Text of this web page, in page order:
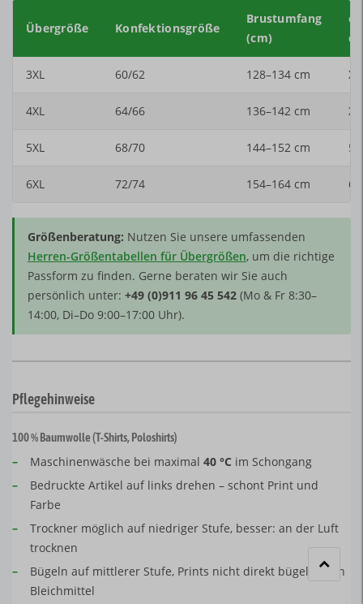
Übergröße Konfektionsgröße
Brustumfang
(cm)
3XL 60/62 128–134 cm
4XL 64/66 136–142 cm
5XL 68/70 144–152 cm
6XL 72/74 154–164 cm
Größenberatung: Nutzen Sie unsere umfassenden
Herren-Größentabellen für Übergrößen, um die richtige
Passform zu finden. Gerne beraten wir Sie auch
persönlich unter: +49 (0)911 96 45 542 (Mo & Fr 8:30–
14:00, Di–Do 9:00–17:00 Uhr).
Pflegehinweise
100 % Baumwolle (T-Shirts, Poloshirts)
– Maschinenwäsche bei maximal 40 °C im Schongang
–
Bedruckte Artikel auf links drehen – schont Print und
Farbe
–
Trockner möglich auf niedriger Stufe, besser: an der Luft
trocknen
–
Bügeln auf mittlerer Stufe, Prints nicht direkt bügeln; kein
Bleichmittel